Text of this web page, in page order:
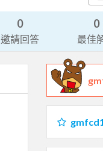
0
邀請回答
0
最佳